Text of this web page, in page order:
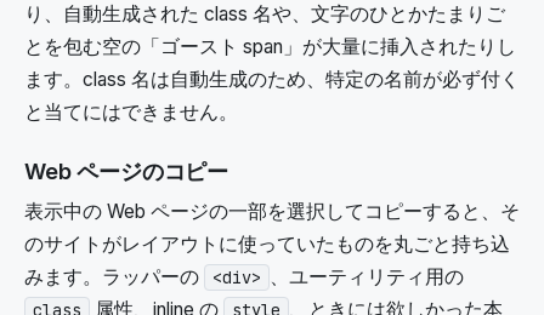
り、自動生成された class 名や、文字のひとかたまりご
とを包む空の「ゴースト span」が大量に挿入されたりし
ます。class 名は自動生成のため、特定の名前が必ず付く
と当てにはできません。
Web ページのコピー
表示中の Web ページの一部を選択してコピーすると、そ
のサイトがレイアウトに使っていたものを丸ごと持ち込
みます。ラッパーの
<div> 、ユーティリティ用の
class 属性、inline の style 、ときには欲しかった本